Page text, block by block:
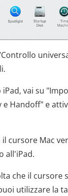
iPad, vai su
e Handoff" e
il cursore Mac
all'iPad.
che il cursore
utilizzare la